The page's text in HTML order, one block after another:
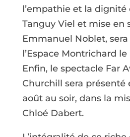
l’empathie et la dignité
Tanguy Viel et mise en
Emmanuel Noblet,
l’Espace Montrichard
Enfin, le spectacle Far
Churchill sera présenté
août au soir, dans la
Chloé Dabert.